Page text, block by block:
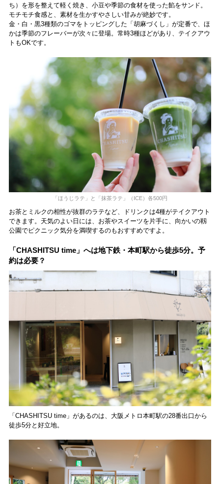
ち）を形を整えて軽く焼き、小豆や季節の食材を使った餡をサンド。
モチモチ食感と、素材を生かすやさしい甘みが絶妙です。
金・白・黒3種類のゴマをトッピングした「胡麻づくし」が定番で、ほ
かは季節のフレーバーが次々に登場。常時3種ほどがあり、テイクアウ
トもOKです。
「ほうじラテ」と「抹茶ラテ」（ICE）各500円
お茶とミルクの相性が抜群のラテなど、ドリンクは4種がテイクアウト
できます。天気のよい日には、お茶やスイーツを片手に、向かいの靱
公園でピクニック気分を満喫するのもおすすめですよ。
「CHASHITSU time」へは地下鉄・本町駅から徒歩5分。予
約は必要？
「CHASHITSU time」があるのは、大阪メトロ本町駅の28番出口から
徒歩5分と好立地。